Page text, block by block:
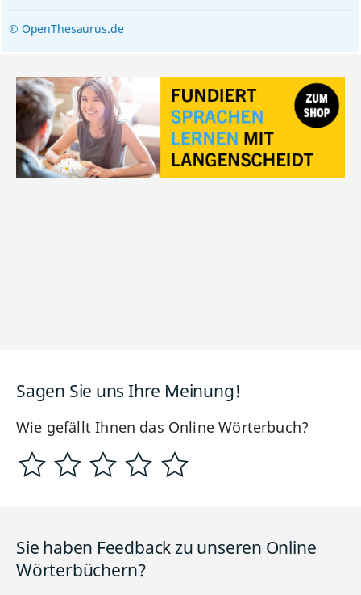
© OpenThesaurus.de
Sagen Sie uns Ihre Meinung!
Wie gefällt Ihnen das Online Wörterbuch?
Sie haben Feedback zu unseren Online
Wörterbüchern?